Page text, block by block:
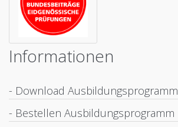
Informationen
- Download Ausbildungsprogramm
- Bestellen Ausbildungsprogramm